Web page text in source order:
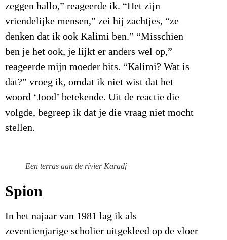
zeggen hallo,” reageerde ik. “Het zijn
vriendelijke mensen,” zei hij zachtjes, “ze
denken dat ik ook Kalimi ben.” “Misschien
ben je het ook, je lijkt er anders wel op,”
reageerde mijn moeder bits. “Kalimi? Wat is
dat?” vroeg ik, omdat ik niet wist dat het
woord ‘Jood’ betekende. Uit de reactie die
volgde, begreep ik dat je die vraag niet mocht
stellen.
Een terras aan de rivier Karadj
Spion
In het najaar van 1981 lag ik als
zeventienjarige scholier uitgekleed op de vloer